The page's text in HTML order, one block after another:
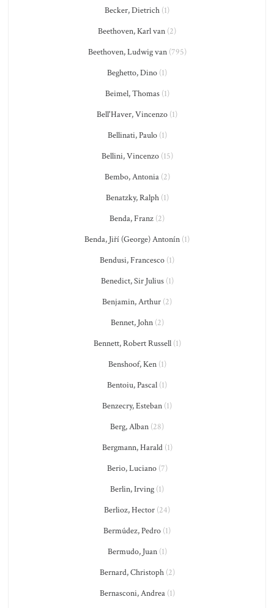
Becker, Dietrich (1)
Beethoven, Karl van (2)
Beethoven, Ludwig van(795)
Beghetto, Dino (1)
Beimel, Thomas(1)
Bell'Haver, Vincenzo (1)
Bellinati, Paulo(1)
Bellini, Vincenzo(15)
Bembo, Antonia(2)
Benatzky, Ralph(1)
Benda, Franz (2)
Benda, Jiří (George) Antonín (1)
Bendusi, Francesco (1)
Benedict, Sir Julius(1)
Benjamin, Arthur (2)
Bennet, John(2)
Bennett, Robert Russell(1)
Benshoof, Ken(1)
Bentoiu, Pascal (1)
Benzecry, Esteban (1)
Berg, Alban (28)
Bergmann, Harald(1)
Berio, Luciano(7)
Berlin, Irving (1)
Berlioz, Hector (24)
Bermúdez, Pedro (1)
Bermudo, Juan(1)
Bernard, Christoph(2)
Bernasconi, Andrea(1)